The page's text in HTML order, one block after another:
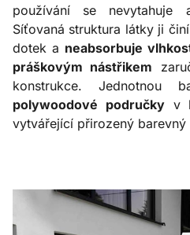
používání se nevytahuje
Síťovaná struktura látky ji
dotek a neabsorbuje
práškovým nástřikem
konstrukce. Jednotnou
polywoodové područkyv
vytvářející přirozený